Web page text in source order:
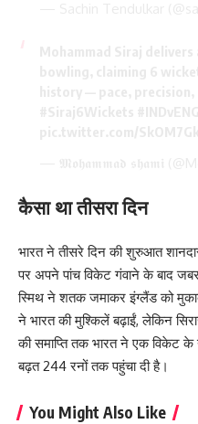
कैसा था तीसरा दिन
भारत ने तीसरे दिन की शुरुआत
पर अपने पांच विकेट गंवाने के बाद
स्मिथ ने शतक जमाकर इंग्लैंड को
ने भारत की मुश्किलें बढ़ाईं, लेकिन
की समाप्ति तक भारत ने एक विकेट
बढ़त 244 रनों तक पहुंचा दी है।
You Might Also Like